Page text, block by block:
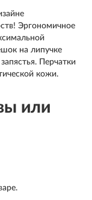
Эргономичное
на липучке
Перчатки
кожи.
или